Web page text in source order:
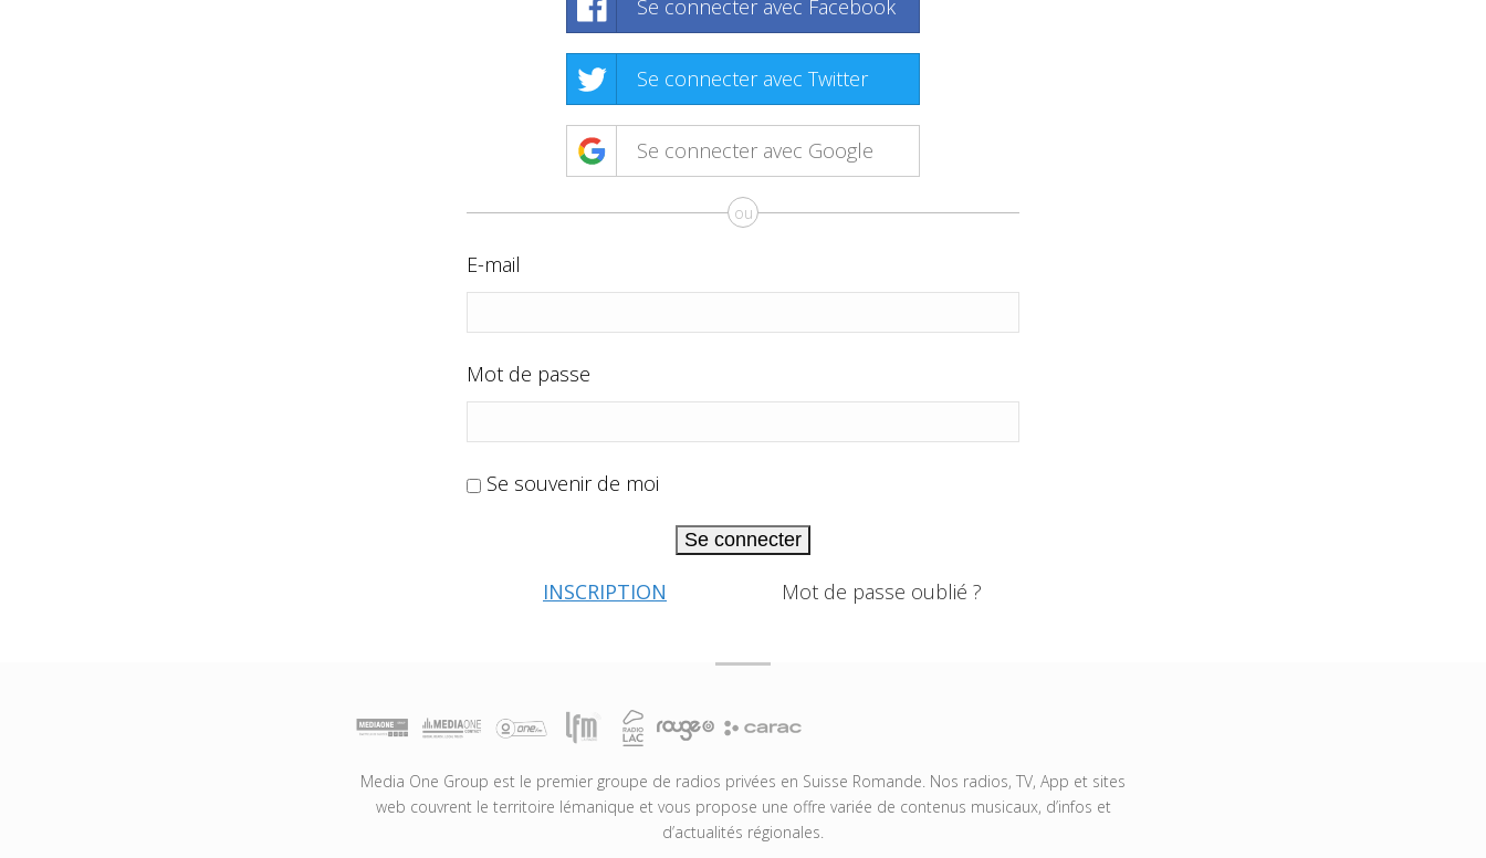
Se connecter avec Facebook
Se connecter avec Twitter
Se connecter avec Google
ou
E-mail
Mot de passe
Se souvenir de moi
Se connecter
INSCRIPTION Mot de passe oublié ?
Media One Group est le premier groupe de radios privées en Suisse Romande. Nos radios, TV, App et sites
web couvrent le territoire lémanique et vous propose une offre variée de contenus musicaux, d’infos et
d’actualités régionales.